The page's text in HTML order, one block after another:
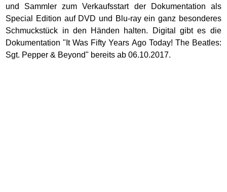
und Sammler zum Verkaufsstart der Dokumentation als
Special Edition auf DVD und Blu-ray ein ganz besonderes
Schmuckstück in den Händen halten. Digital gibt es die
Dokumentation "It Was Fifty Years Ago Today! The Beatles:
Sgt. Pepper & Beyond" bereits ab 06.10.2017.